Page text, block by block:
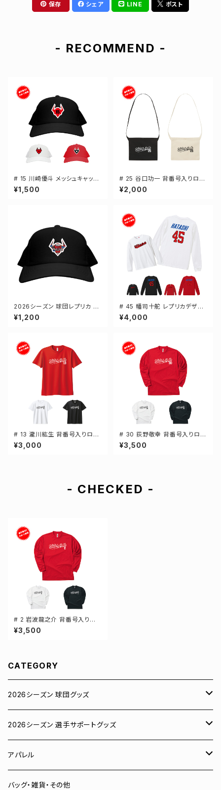
保存 シェア LINE ポスト
- RECOMMEND -
# 15 川崎優斗 メッシュキャップ
選手還元 3カラー 000700
¥1,500
# 25 谷口功一 背番号入りロゴ
キャンバスサコッシュ 選手還元
2カラー 001461
¥2,000
2026シーズン 球団レプリカ メ
ッシュキャップ ブラック フリーサ
イズ 2-000700
¥1,200
# 45 幡司十舵 レプリカデザイ
ン 3カラー 選手還元 長袖Tシャ
ツ S-XXLサイズ 501101
¥4,000
# 13 瀧川紘生 背番号入りロゴ
ドライTシャツ 半袖 選手還元 3
カラー S-5Lサイズ 000300
¥3,000
# 30 荻野敬幸 背番号入りロゴ
ドライTシャツ 長袖 選手還元 3
カラー S-5Lサイズ 000304
¥3,500
- CHECKED -
# 2 岩波龍之介 背番号入りロ
ゴ ドライTシャツ 長袖 選手還元
3カラー S-5Lサイズ 000304
¥3,500
CATEGORY
2026シーズン 球団グッズ
ユニフォーム
Tシャツ
スウェット
2026シーズン 選手サポートグッズ
# 00 蓮
# 0 岡田竜汰
アパレル
スウェット・パーカー
バッグ・雑貨・その他